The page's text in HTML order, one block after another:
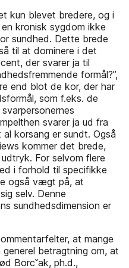
kun blevet bredere, og i
kronisk sygdom ikke
sundhed. Dette brede
til at dominere i det
der svarer ja til
formål?”,
end blot de kor, der har
som f.eks. de
svarer ja ud fra
korsang er sundt. Også
kommer det brede,
For selvom flere
i forhold til specifikke
også vægt på, at
selv. Denne
sundhedsdimension er
at mange
betragtning om, at
Borcˇak, ph.d.,